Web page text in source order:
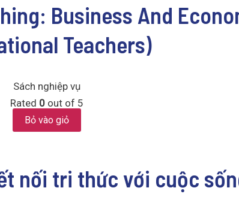
Business And
Teachers)
Sách nghiệp vụ
Rated 0 out of 5
Bỏ vào giỏ
nối tri thức với cuộc